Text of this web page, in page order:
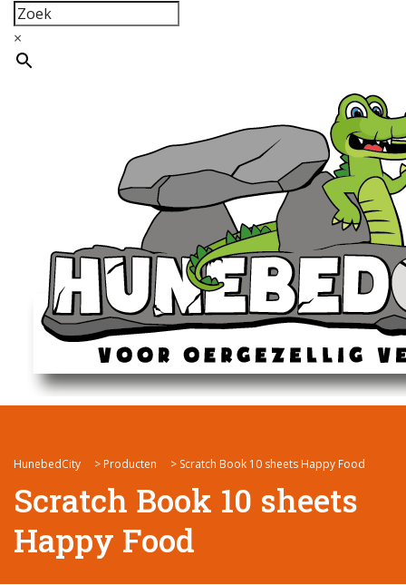
×
HunebedCity > Producten > Scratch Book 10 sheets Happy Food
Scratch Book 10 sheets
Happy Food